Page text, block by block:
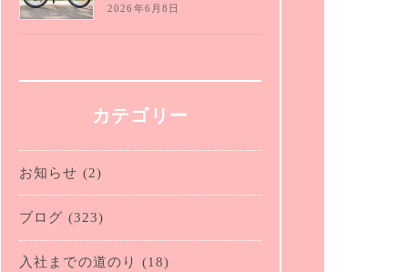
2026年6月8日
カテゴリー
お知らせ (2)
ブログ (323)
入社までの道のり (18)